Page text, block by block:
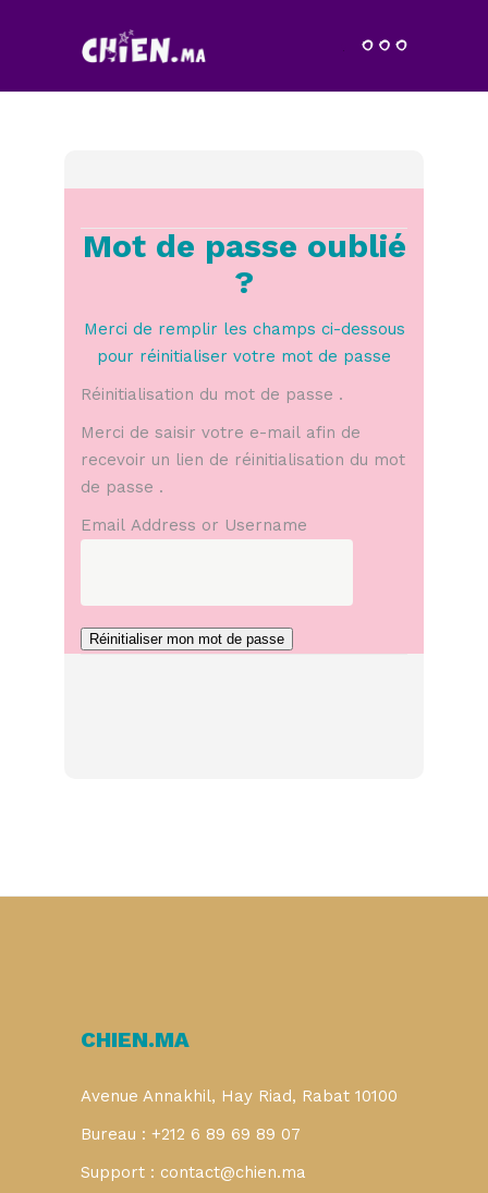
Mot de passe oublié
?
Merci de remplir les champs ci-dessous
pour réinitialiser votre mot de passe
Réinitialisation du mot de passe .
Merci de saisir votre e-mail afin de
recevoir un lien de réinitialisation du mot
de passe .
Email Address or Username
Réinitialiser mon mot de passe
CHIEN.MA
Avenue Annakhil, Hay Riad, Rabat 10100
Bureau : +212 6 89 69 89 07
Support : contact@chien.ma